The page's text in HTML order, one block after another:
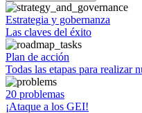
Estrategia y gobernanza
Las claves del éxito
Plan de acción
Todas las etapas para realizar
20 problemas
¡Ataque a los GEI!